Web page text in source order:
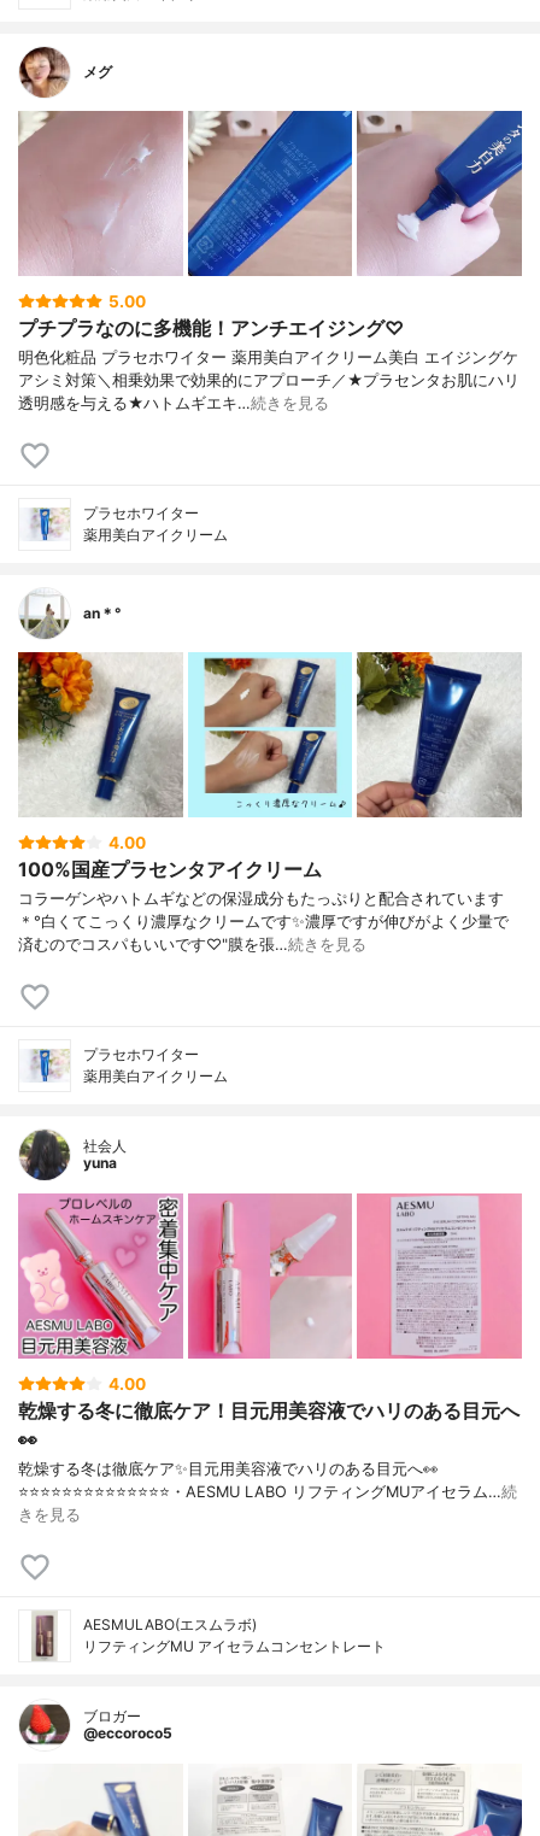
メグ
5.00
プチプラなのに多機能！アンチエイジング♡
明色化粧品 プラセホワイター 薬用美白アイクリーム美白 エイジングケ
アシミ対策＼相乗効果で効果的にアプローチ／★プラセンタお肌にハリ
透明感を与える★ハトムギエキ…続きを見る
プラセホワイター
薬用美白アイクリーム
an＊°
4.00
100%国産プラセンタアイクリーム
コラーゲンやハトムギなどの保湿成分もたっぷりと配合されています
＊°白くてこっくり濃厚なクリームです✨濃厚ですが伸びがよく少量で
済むのでコスパもいいです♡"膜を張…続きを見る
プラセホワイター
薬用美白アイクリーム
社会人
yuna
4.00
乾燥する冬に徹底ケア！目元用美容液でハリのある目元へ
👀
乾燥する冬は徹底ケア✨目元用美容液でハリのある目元へ👀
⭐️⭐️⭐️⭐️⭐️⭐️⭐️⭐️⭐️⭐️⭐️⭐️⭐️⭐️・AESMU LABO リフティングMUアイセラム…続
きを見る
AESMULABO(エスムラボ)
リフティングMU アイセラムコンセントレート
ブロガー
@eccoroco5